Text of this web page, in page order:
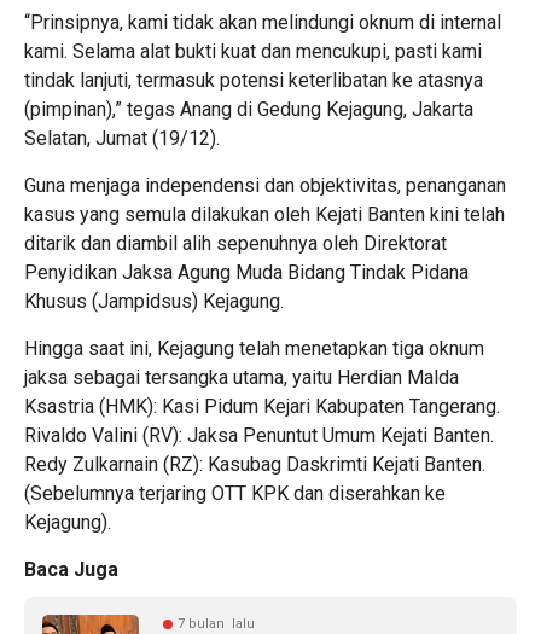
“Prinsipnya, kami tidak akan melindungi oknum di internal
kami. Selama alat bukti kuat dan mencukupi, pasti kami
tindak lanjuti, termasuk potensi keterlibatan ke atasnya
(pimpinan),” tegas Anang di Gedung Kejagung, Jakarta
Selatan, Jumat (19/12).
Guna menjaga independensi dan objektivitas, penanganan
kasus yang semula dilakukan oleh Kejati Banten kini telah
ditarik dan diambil alih sepenuhnya oleh Direktorat
Penyidikan Jaksa Agung Muda Bidang Tindak Pidana
Khusus (Jampidsus) Kejagung.
Hingga saat ini, Kejagung telah menetapkan tiga oknum
jaksa sebagai tersangka utama, yaitu Herdian Malda
Ksastria (HMK): Kasi Pidum Kejari Kabupaten Tangerang.
Rivaldo Valini (RV): Jaksa Penuntut Umum Kejati Banten.
Redy Zulkarnain (RZ): Kasubag Daskrimti Kejati Banten.
(Sebelumnya terjaring OTT KPK dan diserahkan ke
Kejagung).
Baca Juga
7 bulan lalu